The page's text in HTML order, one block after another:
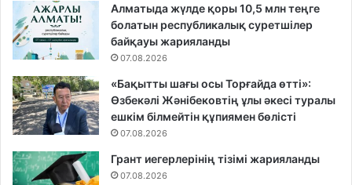
Алматыда жүлде қоры 10,5 млн теңге
болатын республикалық суретшілер
байқауы жарияланды
07.08.2026
«Бақытты шағы осы Торғайда өтті»:
Өзбекәлі Жәнібековтің ұлы әкесі туралы
ешкім білмейтін құпиямен бөлісті
07.08.2026
Грант иегерлерінің тізімі жарияланды
07.08.2026